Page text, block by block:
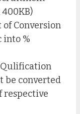
of Conversion
into %
Qulification
be converted
respective